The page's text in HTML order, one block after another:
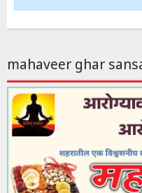
mahaveer ghar